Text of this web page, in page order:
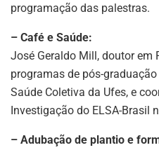
programação das palestras.
– Café e Saúde:
José Geraldo Mill, doutor em
programas de pós-
Saúde Coletiva da Ufes, e
Investigação do ELSA-Brasil
– Adubação de plantio e